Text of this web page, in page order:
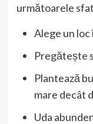
următoarele
Alege un
Pregătește
Plantează
mare decât
Uda